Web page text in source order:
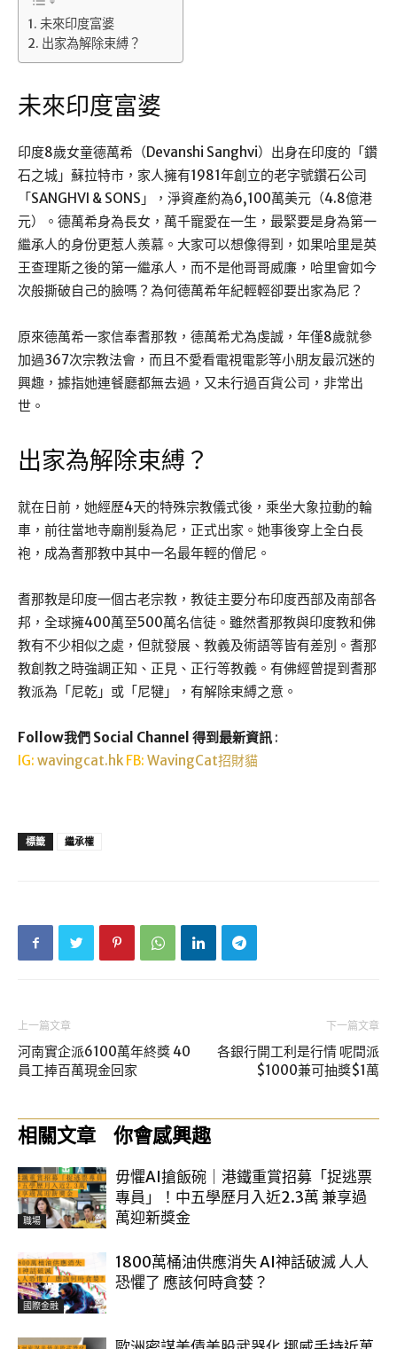
未來印度富婆
出家為解除束縛？
未來印度富婆
印度8歲女童德萬希（Devanshi Sanghvi）出身在印度的「鑽
石之城」蘇拉特市，家人擁有1981年創立的老字號鑽石公司
「SANGHVI & SONS」，淨資產約為6,100萬美元（4.8億港
元）。德萬希身為長女，萬千寵愛在一生，最緊要是身為第一
繼承人的身份更惹人羨慕。大家可以想像得到，如果哈里是英
王查理斯之後的第一繼承人，而不是他哥哥威廉，哈里會如今
次般撕破自己的臉嗎？為何德萬希年紀輕輕卻要出家為尼？
原來德萬希一家信奉耆那教，德萬希尤為虔誠，年僅8歲就參
加過367次宗教法會，而且不愛看電視電影等小朋友最沉迷的
興趣，據指她連餐廳都無去過，又未行過百貨公司，非常出
世。
出家為解除束縛？
就在日前，她經歷4天的特殊宗教儀式後，乘坐大象拉動的輪
車，前往當地寺廟削髮為尼，正式出家。她事後穿上全白長
袍，成為耆那教中其中一名最年輕的僧尼。
耆那教是印度一個古老宗教，教徒主要分布印度西部及南部各
邦，全球擁400萬至500萬名信徒。雖然耆那教與印度教和佛
教有不少相似之處，但就發展、教義及術語等皆有差別。耆那
教創教之時強調正知、正見、正行等教義。有佛經曾提到耆那
教派為「尼乾」或「尼犍」，有解除束縛之意。
Follow我們 Social Channel 得到最新資訊 :
IG: wavingcat.hk FB: WavingCat招財貓
標籤 繼承權
上一篇文章
河南實企派6100萬年終獎 40
員工捧百萬現金回家
下一篇文章
各銀行開工利是行情 呢間派
$1000兼可抽獎$1萬
相關文章 你會感興趣
職場
毋懼AI搶飯碗｜港鐵重賞招募「捉逃票
專員」！中五學歷月入近2.3萬 兼享過
萬迎新獎金
國際金融
1800萬桶油供應消失 AI神話破滅 人人
恐懼了 應該何時貪婪？